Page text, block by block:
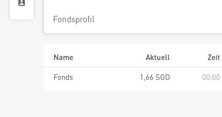
Fondsprofil
Name Aktuell
Zeit
Fonds
1,66 SGD 00:00